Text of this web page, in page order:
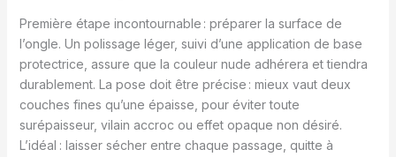
Première étape incontournable : préparer la surface de
l’ongle. Un polissage léger, suivi d’une application de base
protectrice, assure que la couleur nude adhérera et tiendra
durablement. La pose doit être précise : mieux vaut deux
couches fines qu’une épaisse, pour éviter toute
surépaisseur, vilain accroc ou effet opaque non désiré.
L’idéal : laisser sécher entre chaque passage, quitte à